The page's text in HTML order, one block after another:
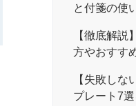
と付箋の使
【徹底解説
方やおすす
【失敗しな
プレート7選